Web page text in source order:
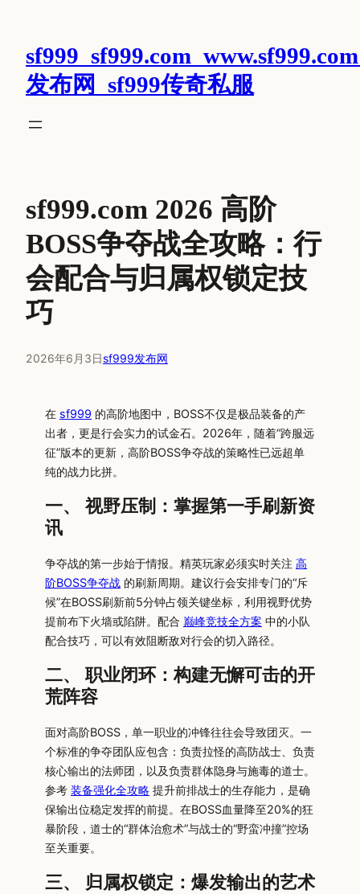
发布网_sf999传奇私服
sf999.com 2026 高阶
BOSS争夺战全攻略：行
会配合与归属权锁定技
巧
2026年6月3日sf999发布网
在 sf999 的高阶地图中，BOSS不仅是极品装备的产
出者，更是行会实力的试金石。2026年，随着“跨服远
征”版本的更新，高阶BOSS争夺战的策略性已远超单
纯的战力比拼。
一、 视野压制：掌握第一手刷新资
讯
争夺战的第一步始于情报。精英玩家必须实时关注 高
阶BOSS争夺战 的刷新周期。建议行会安排专门的“斥
候”在BOSS刷新前5分钟占领关键坐标，利用视野优势
提前布下火墙或陷阱。配合 巅峰竞技全方案 中的小队
配合技巧，可以有效阻断敌对行会的切入路径。
二、 职业闭环：构建无懈可击的开
荒阵容
面对高阶BOSS，单一职业的冲锋往往会导致团灭。一
个标准的争夺团队应包含：负责拉怪的高防战士、负责
核心输出的法师团，以及负责群体隐身与施毒的道士。
参考 装备强化全攻略 提升前排战士的生存能力，是确
保输出位稳定发挥的前提。在BOSS血量降至20%的狂
暴阶段，道士的“群体治愈术”与战士的“野蛮冲撞”控场
至关重要。
三、 归属权锁定：爆发输出的艺术